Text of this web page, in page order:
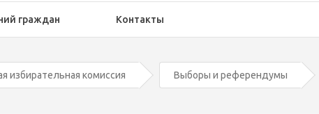
граждан Контакты
избирательная комиссия Выборы и референдумы